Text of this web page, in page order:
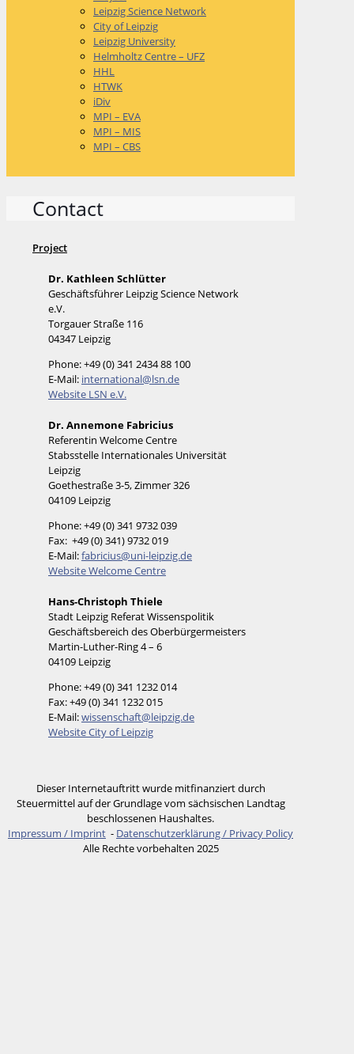
Leipzig Science Network
City of Leipzig
Leipzig University
Helmholtz Centre – UFZ
HHL
HTWK
iDiv
MPI – EVA
MPI – MIS
MPI – CBS
Contact
Project
Dr. Kathleen Schlütter
Geschäftsführer Leipzig Science Network
e.V.
Torgauer Straße 116
04347 Leipzig
Phone: +49 (0) 341 2434 88 100
E-Mail: international@lsn.de
Website LSN e.V.
Dr. Annemone Fabricius
Referentin Welcome Centre
Stabsstelle Internationales Universität
Leipzig
Goethestraße 3-5, Zimmer 326
04109 Leipzig
Phone: +49 (0) 341 9732 039
Fax: +49 (0) 341) 9732 019
E-Mail:fabricius@uni-leipzig.de
Website Welcome Centre
Hans-Christoph Thiele
Stadt Leipzig Referat Wissenspolitik
Geschäftsbereich des Oberbürgermeisters
Martin-Luther-Ring 4 – 6
04109 Leipzig
Phone: +49 (0) 341 1232 014
Fax: +49 (0) 341 1232 015
E-Mail:wissenschaft@leipzig.de
Website City of Leipzig
Dieser Internetauftritt wurde mitfinanziert durch
Steuermittel auf der Grundlage vom sächsischen Landtag
beschlossenen Haushaltes.
Impressum / Imprint - Datenschutzerklärung / Privacy Policy
Alle Rechte vorbehalten 2025